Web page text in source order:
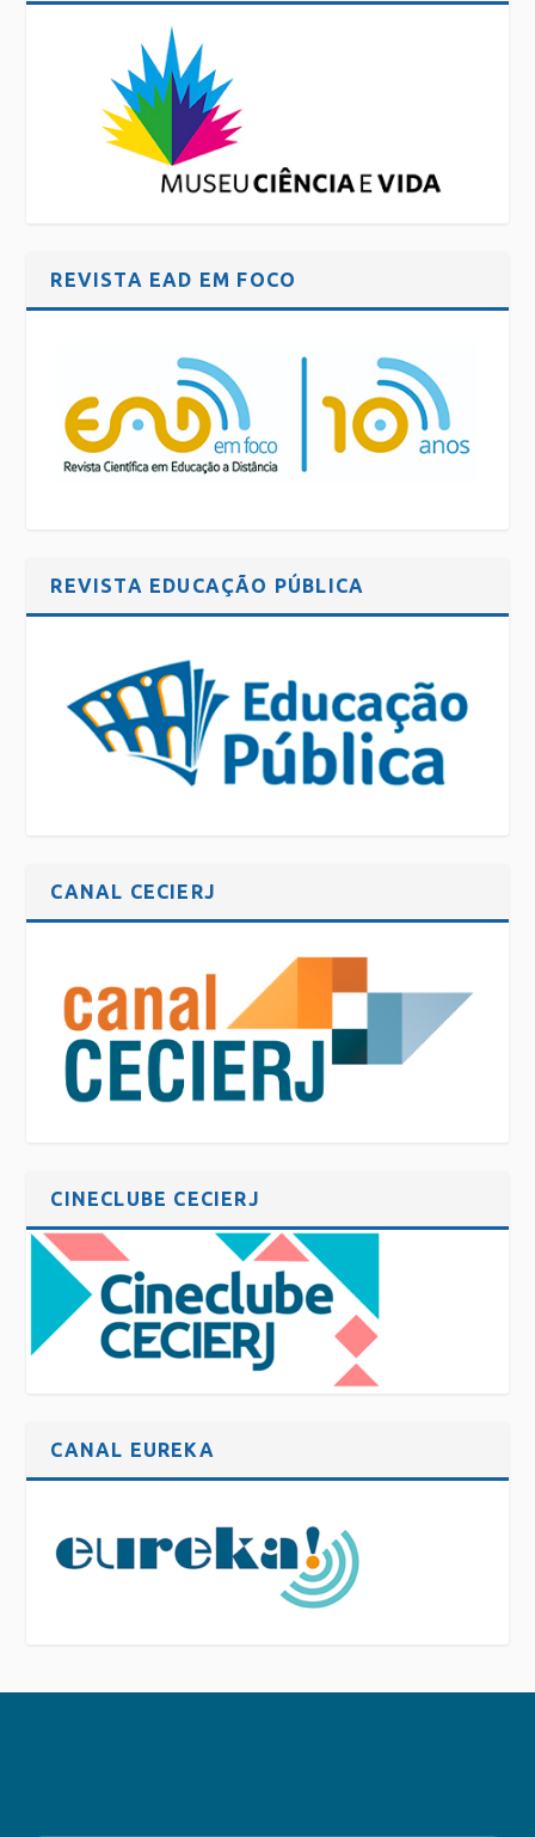
REVISTA EAD EM FOCO
REVISTA EDUCAÇÃO PÚBLICA
CANAL CECIERJ
CINECLUBE CECIERJ
CANAL EUREKA